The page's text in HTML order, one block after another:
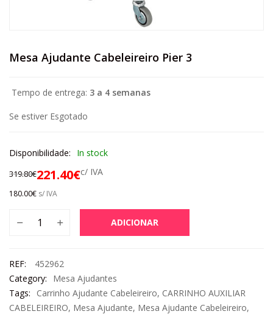
Mesa Ajudante Cabeleireiro Pier 3
Tempo de entrega: 3 a 4 semanas
Se estiver Esgotado
Disponibilidade: In stock
319.80€221.40€c/ IVA
180.00€ s/ IVA
ADICIONAR
REF:
452962
Category:
Mesa Ajudantes
Tags:
Carrinho Ajudante Cabeleireiro, CARRINHO AUXILIAR
CABELEIREIRO, Mesa Ajudante, Mesa Ajudante Cabeleireiro,